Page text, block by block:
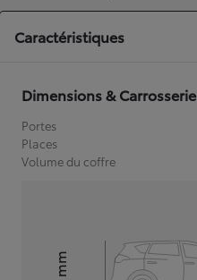
Caractéristiques
Dimensions & Carrosserie
Portes
Places
Volume du coffre
mm